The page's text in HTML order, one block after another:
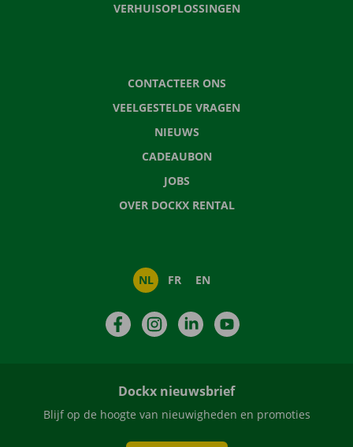
VERHUISOPLOSSINGEN
CONTACTEER ONS
VEELGESTELDE VRAGEN
NIEUWS
CADEAUBON
JOBS
OVER DOCKX RENTAL
NL FR EN
FacebookInstagramLinkedIn
Dockx nieuwsbrief
Blijf op de hoogte van nieuwigheden en promoties